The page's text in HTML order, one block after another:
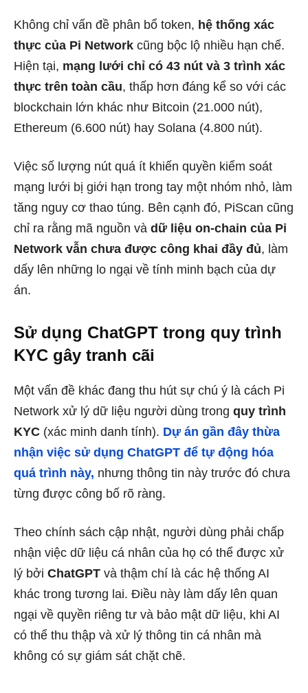
Không chỉ vấn đề phân bổ token, hệ thống xác
thực của Pi Network cũng bộc lộ nhiều hạn chế.
Hiện tại, mạng lưới chỉ có 43 nút và 3 trình xác
thực trên toàn cầu, thấp hơn đáng kể so với các
blockchain lớn khác như Bitcoin (21.000 nút),
Ethereum (6.600 nút) hay Solana (4.800 nút).
Việc số lượng nút quá ít khiến quyền kiểm soát
mạng lưới bị giới hạn trong tay một nhóm nhỏ, làm
tăng nguy cơ thao túng. Bên cạnh đó, PiScan cũng
chỉ ra rằng mã nguồn và dữ liệu on-chain của Pi
Network vẫn chưa được công khai đầy đủ, làm
dấy lên những lo ngại về tính minh bạch của dự
án.
Sử dụng ChatGPT trong quy trình
KYC gây tranh cãi
Một vấn đề khác đang thu hút sự chú ý là cách Pi
Network xử lý dữ liệu người dùng trong quy trình
KYC (xác minh danh tính). Dự án gần đây thừa
nhận việc sử dụng ChatGPT để tự động hóa
quá trình này, nhưng thông tin này trước đó chưa
từng được công bố rõ ràng.
Theo chính sách cập nhật, người dùng phải chấp
nhận việc dữ liệu cá nhân của họ có thể được xử
lý bởi ChatGPT và thậm chí là các hệ thống AI
khác trong tương lai. Điều này làm dấy lên quan
ngại về quyền riêng tư và bảo mật dữ liệu, khi AI
có thể thu thập và xử lý thông tin cá nhân mà
không có sự giám sát chặt chẽ.